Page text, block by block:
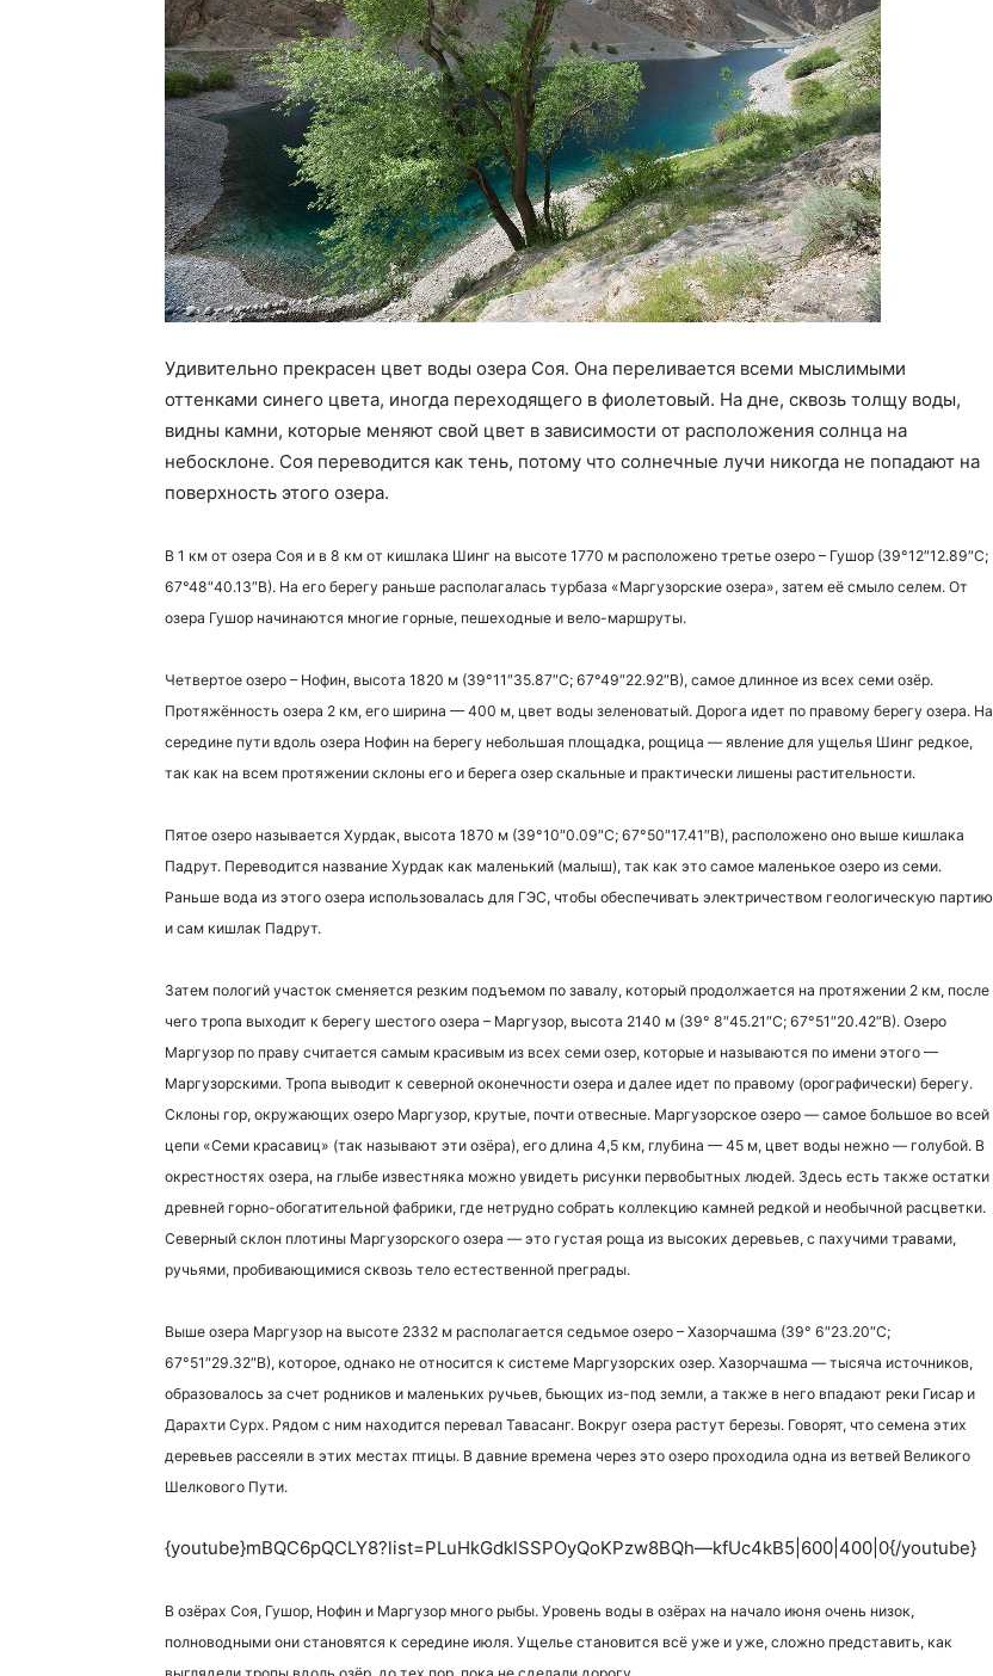
Удивительно прекрасен цвет воды озера Соя. Она переливается всеми мыслимыми
оттенками синего цвета, иногда переходящего в фиолетовый. На дне, сквозь толщу воды,
видны камни, которые меняют свой цвет в зависимости от расположения солнца на
небосклоне. Соя переводится как тень, потому что солнечные лучи никогда не попадают на
поверхность этого озера.
В 1 км от озера Соя и в 8 км от кишлака Шинг на высоте 1770 м расположено третье озеро – Гушор (39°12″12.89″С;
67°48″40.13″В). На его берегу раньше располагалась турбаза «Маргузорские озера», затем её смыло селем. От
озера Гушор начинаются многие горные, пешеходные и вело-маршруты.
Четвертое озеро – Нофин, высота 1820 м (39°11″35.87″С; 67°49″22.92″В), самое длинное из всех семи озёр.
Протяжённость озера 2 км, его ширина — 400 м, цвет воды зеленоватый. Дорога идет по правому берегу озера. На
середине пути вдоль озера Нофин на берегу небольшая площадка, рощица — явление для ущелья Шинг редкое,
так как на всем протяжении склоны его и берега озер скальные и практически лишены растительности.
Пятое озеро называется Хурдак, высота 1870 м (39°10″0.09″С; 67°50″17.41″В), расположено оно выше кишлака
Падрут. Переводится название Хурдак как маленький (малыш), так как это самое маленькое озеро из семи.
Раньше вода из этого озера использовалась для ГЭС, чтобы обеспечивать электричеством геологическую партию
и сам кишлак Падрут.
Затем пологий участок сменяется резким подъемом по завалу, который продолжается на протяжении 2 км, после
чего тропа выходит к берегу шестого озера – Маргузор, высота 2140 м (39° 8″45.21″С; 67°51″20.42″В). Озеро
Маргузор по праву считается самым красивым из всех семи озер, которые и называются по имени этого —
Маргузорскими. Тропа выводит к северной оконечности озера и далее идет по правому (орографически) берегу.
Склоны гор, окружающих озеро Маргузор, крутые, почти отвесные. Маргузорское озеро — самое большое во всей
цепи «Семи красавиц» (так называют эти озёра), его длина 4,5 км, глубина — 45 м, цвет воды нежно — голубой. В
окрестностях озера, на глыбе известняка можно увидеть рисунки первобытных людей. Здесь есть также остатки
древней горно-обогатительной фабрики, где нетрудно собрать коллекцию камней редкой и необычной расцветки.
Северный склон плотины Маргузорского озера — это густая роща из высоких деревьев, с пахучими травами,
ручьями, пробивающимися сквозь тело естественной преграды.
Выше озера Маргузор на высоте 2332 м располагается седьмое озеро – Хазорчашма (39° 6″23.20″С;
67°51″29.32″В), которое, однако не относится к системе Маргузорских озер. Хазорчашма — тысяча источников,
образовалось за счет родников и маленьких ручьев, бьющих из-под земли, а также в него впадают реки Гисар и
Дарахти Сурх. Рядом с ним находится перевал Тавасанг. Вокруг озера растут березы. Говорят, что семена этих
деревьев рассеяли в этих местах птицы. В давние времена через это озеро проходила одна из ветвей Великого
Шелкового Пути.
{youtube}mBQC6pQCLY8?list=PLuHkGdklSSPOyQoKPzw8BQh—kfUc4kB5|600|400|0{/youtube}
В озёрах Соя, Гушор, Нофин и Маргузор много рыбы. Уровень воды в озёрах на начало июня очень низок,
полноводными они становятся к середине июля. Ущелье становится всё уже и уже, сложно представить, как